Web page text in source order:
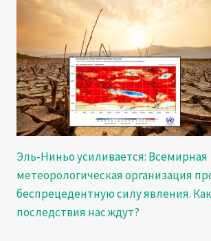
Эль-Ниньо усиливается: Всемирная
метеорологическая организация
беспрецедентную силу явления.
последствия нас ждут?